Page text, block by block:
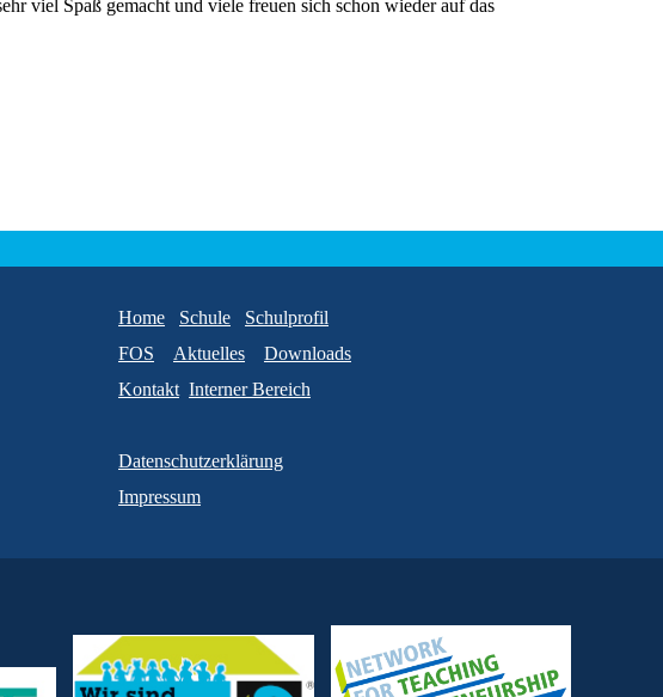
viel Spaß gemacht und viele freuen sich schon wieder auf das
Home Schule
Schulprofil
FOS
Aktuelles
Downloads
Kontakt Interner Bereich
Datenschutzerklärung
Impressum